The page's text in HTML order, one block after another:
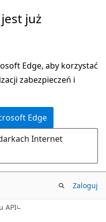
już
Edge, aby korzystać
zabezpieczeń i
Edge
Internet
Zaloguj
API